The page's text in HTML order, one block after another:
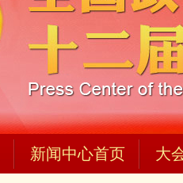
新闻中心首页 大